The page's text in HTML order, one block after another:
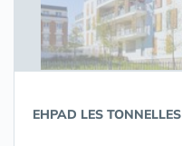
EHPAD LES TONNELLES